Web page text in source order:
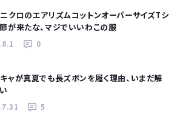
クロのエアリズムコットンオーバーサイズTシ
が来たな、マジでいいわこの服
0
ャが真夏でも長ズボンを履く理由、いまだ解
5